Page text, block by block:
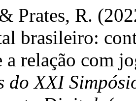
Prates, R.
brasileiro:
a relação com
do XXI